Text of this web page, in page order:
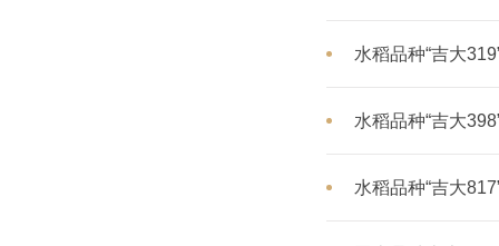
水稻品种“吉大
水稻品种“吉大
水稻品种“吉大